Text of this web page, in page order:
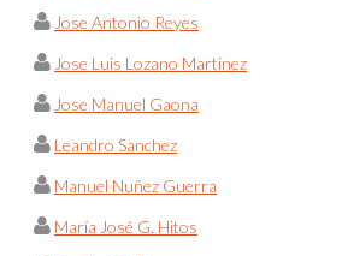
Jose Antonio Reyes
Jose Luis Lozano Martinez
Jose Manuel Gaona
Leandro Sanchez
Manuel Nuñez Guerra
María José G. Hitos